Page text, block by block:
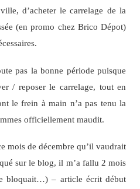
d’acheter le carrelage de la
(en promo chez Brico Dépot)
pas la bonne période puisque
/ reposer le carrelage, tout en
le frein à main n’a pas tenu la
officiellement maudit.
mois de décembre qu’il vaudrait
sur le blog, il m’a fallu 2 mois
bloquait…) – article écrit début